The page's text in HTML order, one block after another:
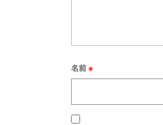
名前 ※